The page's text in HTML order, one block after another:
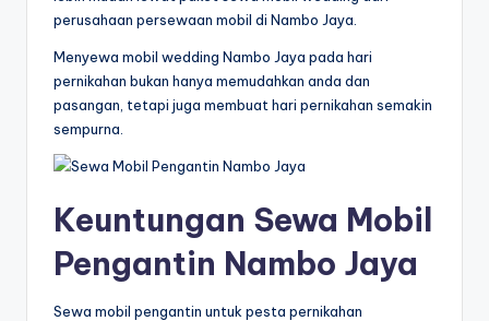
perusahaan persewaan mobil di Nambo Jaya.
Menyewa mobil wedding Nambo Jaya pada hari
pernikahan bukan hanya memudahkan anda dan
pasangan, tetapi juga membuat hari pernikahan semakin
sempurna.
Keuntungan Sewa Mobil
Pengantin Nambo Jaya
Sewa mobil pengantin untuk pesta pernikahan